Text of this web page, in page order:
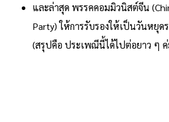
และล่าสุด พรรคคอมมิวนิสต์จีน
Party) ให้การรับรองให้เป็นวันหยุด
(สรุปคือ ประเพณีนี้ได้ไปต่อยาว ๆ ค่